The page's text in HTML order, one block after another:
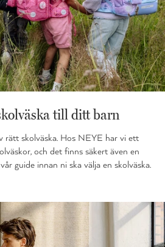
till ditt barn
rätt skolväska. Hos NEYE har vi ett
och det finns säkert även en
guide innan ni ska välja en skolväska.